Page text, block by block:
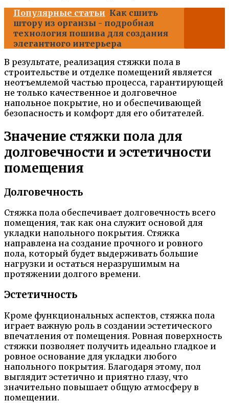
Популярные статьи Как сшить
штору из органзы - подробная
технология пошива для создания
элегантного интерьера
В результате, реализация стяжки пола в
строительстве и отделке помещений является
неотъемлемой частью процесса, гарантирующей
не только качественное и долговечное
напольное покрытие, но и обеспечивающей
безопасность и комфорт для его обитателей.
Значение стяжки пола для
долговечности и эстетичности
помещения
Долговечность
Стяжка пола обеспечивает долговечность всего
помещения, так как она служит основой для
укладки напольного покрытия. Стяжка
направлена на создание прочного и ровного
пола, который будет выдерживать большие
нагрузки и остаться неразрушимым на
протяжении долгого времени.
Эстетичность
Кроме функциональных аспектов, стяжка пола
играет важную роль в создании эстетического
впечатления от помещения. Ровная поверхность
стяжки позволяет получить идеально гладкое и
ровное основание для укладки любого
напольного покрытия. Благодаря этому, пол
выглядит эстетично и приятно глазу, что
значительно повышает общую атмосферу в
помещении.